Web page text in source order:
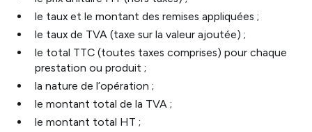
le taux et le montant des remises appliquées ;
le taux de TVA (taxe sur la valeur ajoutée) ;
le total TTC (toutes taxes comprises) pour chaque
prestation ou produit ;
la nature de l’opération ;
le montant total de la TVA ;
le montant total HT ;